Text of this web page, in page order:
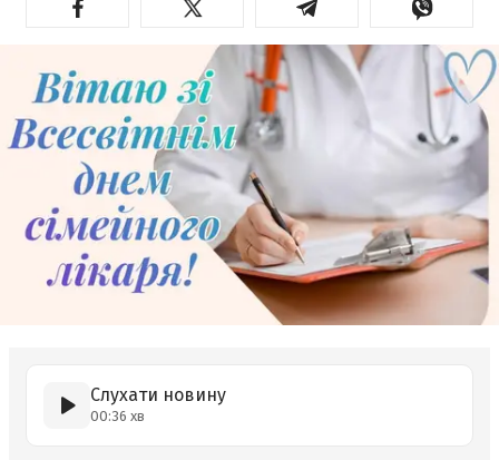
Слухати новину
00:36 хв